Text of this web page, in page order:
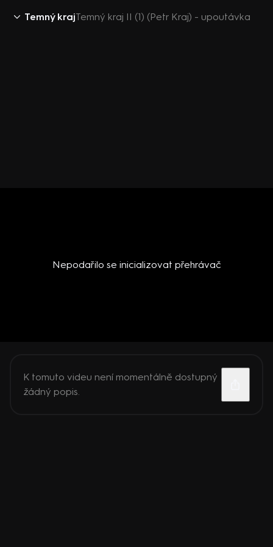
Temný krajTemný kraj II (1) (Petr Kraj) - upoutávka
Nepodařilo se inicializovat přehrávač
K tomuto videu není momentálně dostupný
žádný popis.